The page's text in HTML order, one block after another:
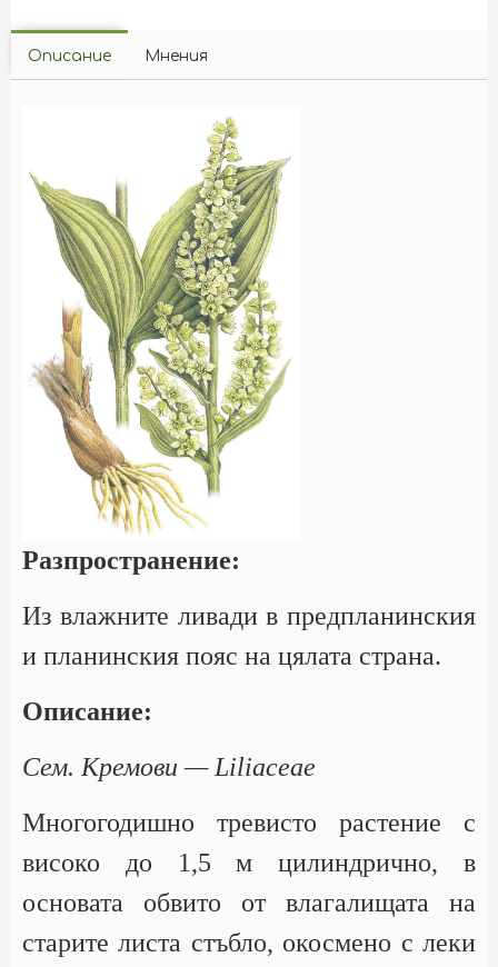
Описание Мнения
Разпространение:
Из влажните ливади в предпланинския
и планинския пояс на цялата страна.
Описание:
Сем. Кремови — Liliaceae
Многогодишно тревисто растение с
високо до 1,5 м цилиндрично, в
основата обвито от влагалищата на
старите листа стъбло, окосмено с леки